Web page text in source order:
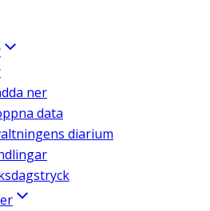
ner
data
diarium